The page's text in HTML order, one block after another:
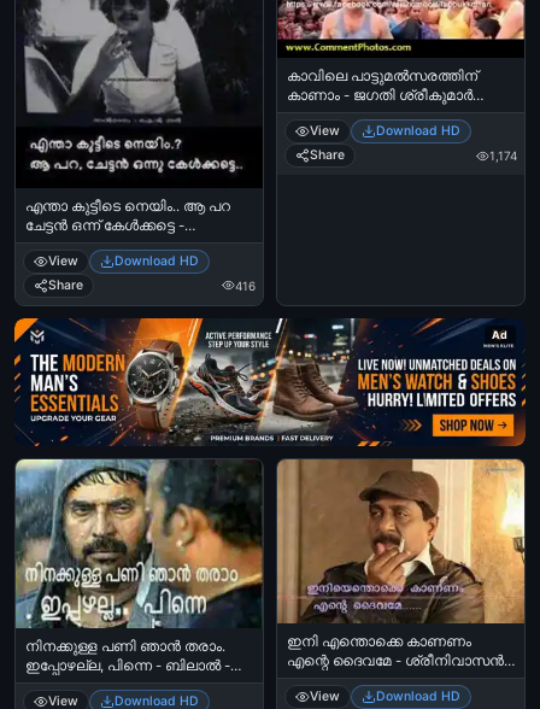
എന്താ കുട്ടീടെ നെയിം.. ആ പറ
ചേട്ടന്‍ ഒന്ന് കേള്‍ക്കട്ടെ -
മോഹന്‍ലാല്‍ - Entha Kutteede
Name.. Aa Para Chettan Onnu
Kelkkatte - Mohanlal
View
Download HD
Share
416
കാവിലെ പാട്ടുമല്‍സരത്തിന്
കാണാം - ജഗതി ശ്രീകുമാര്‍
യോദ്ധ - Kaavile Pattumalsarathinu
Kaanaam - Jagathy Sreekumar
View
Download HD
Share
1,174
Ad
നിനക്കുള്ള പണി ഞാന്‍ തരാം.
ഇപ്പോഴല്ല, പിന്നെ - ബിലാല്‍ -
മമ്മൂട്ടി - ബിഗ്‌ബി - Ninakkulla Pani
Njaan Tharaam. Ippozhalla, Pinne -
View Download HD
ഇനി എന്തൊക്കെ കാണണം
എന്റെ ദൈവമേ - ശ്രീനിവാസന്‍ -
Ini Enthokke Kaananam Ente
Daivame
View Download HD